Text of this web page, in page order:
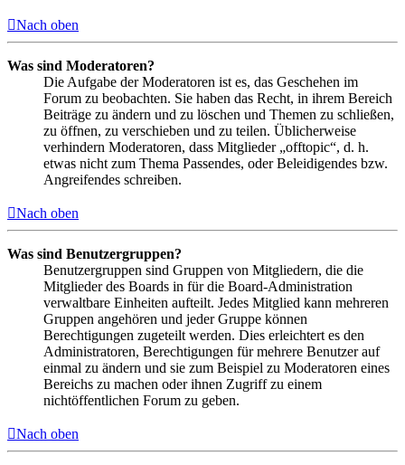
Nach oben
Was sind Moderatoren?
Die Aufgabe der Moderatoren ist es, das Geschehen im
Forum zu beobachten. Sie haben das Recht, in ihrem Bereich
Beiträge zu ändern und zu löschen und Themen zu schließen,
zu öffnen, zu verschieben und zu teilen. Üblicherweise
verhindern Moderatoren, dass Mitglieder „offtopic“, d. h.
etwas nicht zum Thema Passendes, oder Beleidigendes bzw.
Angreifendes schreiben.
Nach oben
Was sind Benutzergruppen?
Benutzergruppen sind Gruppen von Mitgliedern, die die
Mitglieder des Boards in für die Board-Administration
verwaltbare Einheiten aufteilt. Jedes Mitglied kann mehreren
Gruppen angehören und jeder Gruppe können
Berechtigungen zugeteilt werden. Dies erleichtert es den
Administratoren, Berechtigungen für mehrere Benutzer auf
einmal zu ändern und sie zum Beispiel zu Moderatoren eines
Bereichs zu machen oder ihnen Zugriff zu einem
nichtöffentlichen Forum zu geben.
Nach oben